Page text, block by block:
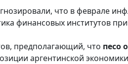
что в феврале
финансовых институтов
предполагающий, что песо
аргентинской